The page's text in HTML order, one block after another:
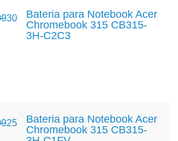
Bateria para Notebook Acer
Chromebook 315 CB315-
3H-C2C3
Bateria para Notebook Acer
Chromebook 315 CB315-